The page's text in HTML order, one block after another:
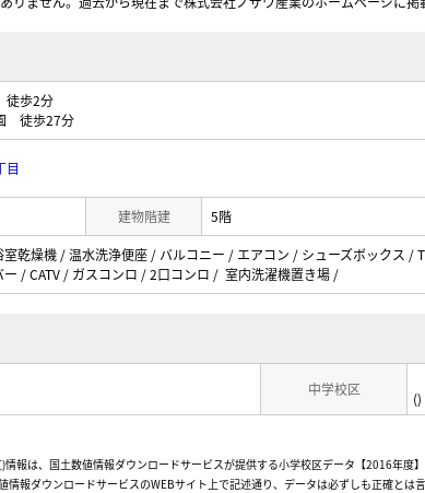
徒歩2分
徒歩27分
目
建物階建 5階
乾燥機 / 温水洗浄便座 / バルコニー / エアコン / シューズボックス /
/ CATV / ガスコンロ / 2口コンロ / 室内洗濯機置き場 /
中学校区
()
報は、国土数値情報ダウンロードサービスが提供する小学校区データ【2016年
報ダウンロードサービスのWEBサイト上で記述通り、データは必ずしも正確と